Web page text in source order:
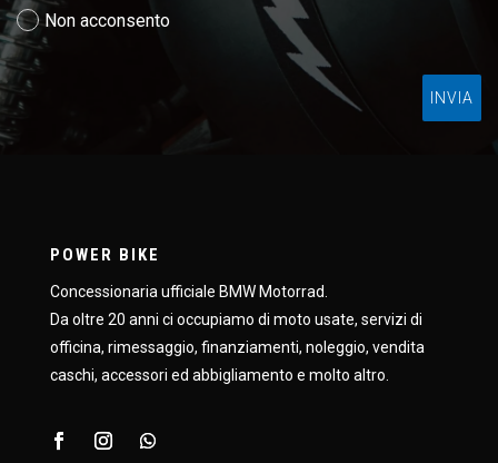
Non acconsento
preghiamo di riprovare.
INVIA
POWER BIKE
Concessionaria ufficiale BMW Motorrad.
Da oltre 20 anni ci occupiamo di moto usate, servizi di
officina, rimessaggio, finanziamenti, noleggio, vendita
caschi, accessori ed abbigliamento e molto altro.